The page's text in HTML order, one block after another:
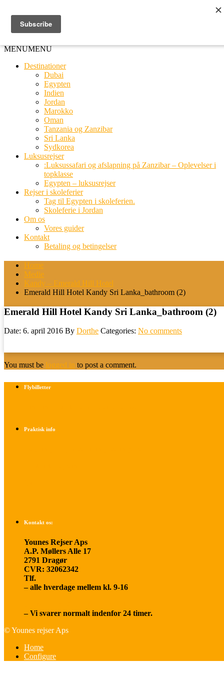
MENUMENU
Destinationer
Dubai
Egypten
Indien
Jordan
Marokko
Oman
Tanzania og Zanzibar
Sri Lanka
Sydkorea
Luksusrejser
:Luksussafari og afslapning på Zanzibar – Oplevelser i
topklasse
Egypten – luksusrejser
Rejser i skoleferier
Tag til Egypten i skoleferien.
Skoleferie i Jordan
Om os
Vores guider
Kontakt
Betaling og betingelser
Home
Medie
Kandy – Emerald Hill Hotel
Emerald Hill Hotel Kandy Sri Lanka_bathroom (2)
Emerald Hill Hotel Kandy Sri Lanka_bathroom (2)
Date: 6. april 2016 By Dorthe Categories: No comments
You must be logged in to post a comment.
Flybilletter
Praktisk info
Kontakt os:
Younes Rejser Aps
A.P. Møllers Alle 17
2791 Dragør
CVR: 32062342
Tlf.
– alle hverdage mellem kl. 9-16
– Vi svarer normalt indenfor 24 timer.
© Younes rejser Aps
Home
Configure